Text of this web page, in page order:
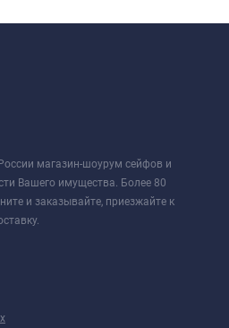
магазин-шоурум сейфов и
Вашего имущества. Более 80
и заказывайте, приезжайте к